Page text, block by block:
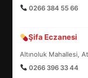
0266 384 55 66
Şifa Eczanesi
Altınoluk Mahallesi,
0266 396 33 44
7